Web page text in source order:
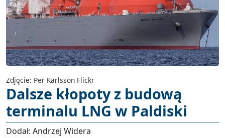
Zdjęcie: Per Karlsson Flickr
Dalsze kłopoty z budową
terminalu LNG w Paldiski
Dodał: Andrzej Widera